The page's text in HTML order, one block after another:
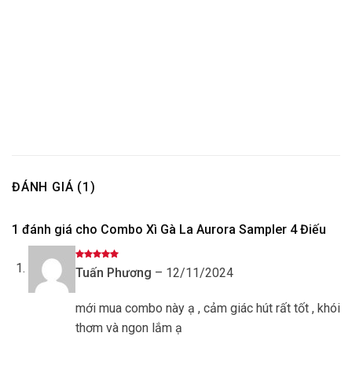
ĐÁNH GIÁ (1)
1 đánh giá cho Combo Xì Gà La Aurora Sampler 4 Điếu
Được xếp
hạng55
Tuấn Phương – 12/11/2024
mới mua combo này ạ , cảm giác hút rất tốt , khói
thơm và ngon lắm ạ